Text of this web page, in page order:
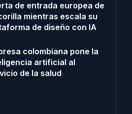
de entrada europea de
mientras escala su
de diseño con IA
colombiana pone la
artificial al
de la salud